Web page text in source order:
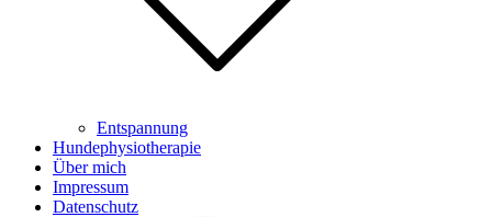
Entspannung
Hundephysiotherapie
Über mich
Impressum
Datenschutz